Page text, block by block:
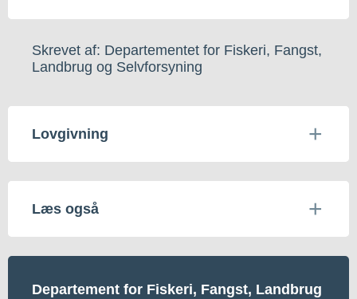
Skrevet af: Departementet for Fiskeri, Fangst,
Landbrug og Selvforsyning
Lovgivning
Læs også
Departement for Fiskeri, Fangst, Landbrug